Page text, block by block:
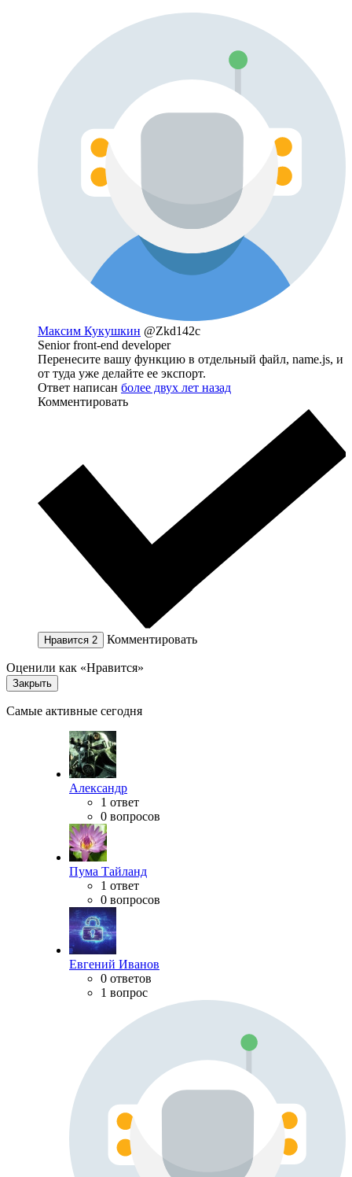
Максим Кукушкин @Zkd142c
Senior front-end developer
Перенесите вашу функцию в отдельный файл, name.js, и
от туда уже делайте ее экспорт.
Ответ написан более двух лет назад
Комментировать
Нравится 2 Комментировать
Оценили как «Нравится»
Закрыть
Самые активные сегодня
Александр
1 ответ
0 вопросов
Пума Тайланд
1 ответ
0 вопросов
Евгений Иванов
0 ответов
1 вопрос